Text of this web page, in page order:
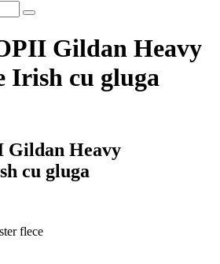
Gildan Heavy
Irish cu gluga
Gildan Heavy
cu gluga
flece